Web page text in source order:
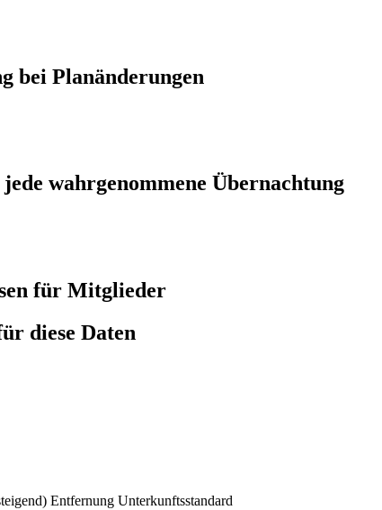
bei Planänderungen
wahrgenommene Übernachtung
für Mitglieder
diese Daten
Entfernung Unterkunftsstandard